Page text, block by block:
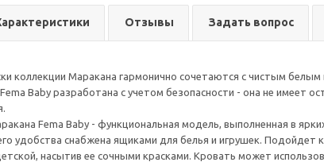
Отзывы Задать вопрос
коллекции Маракана гармонично сочетаются с чистым
Baby разработана с учетом безопасности - она не имеет
Fema Baby - функциональная модель, выполненная в
удобства снабжена ящиками для белья и игрушек. Подойдет
насытив ее сочными красками. Кровать может